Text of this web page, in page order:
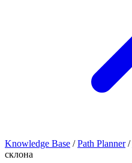
Knowledge Base / Path Planner /
склона